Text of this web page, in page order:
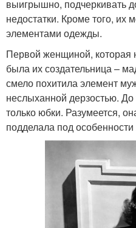
выигрышно, подчеркивать
недостатки. Кроме того, их
элементами одежды.
Первой женщиной, которая
была их создательница –
смело похитила элемент
неслыханной дерзостью.
только юбки. Разумеется,
подделала под